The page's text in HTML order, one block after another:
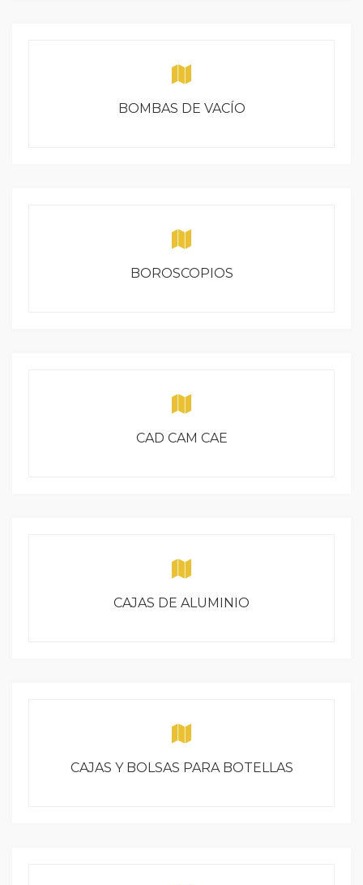
BOMBAS DE VACÍO
BOROSCOPIOS
CAD CAM CAE
CAJAS DE ALUMINIO
CAJAS Y BOLSAS PARA BOTELLAS